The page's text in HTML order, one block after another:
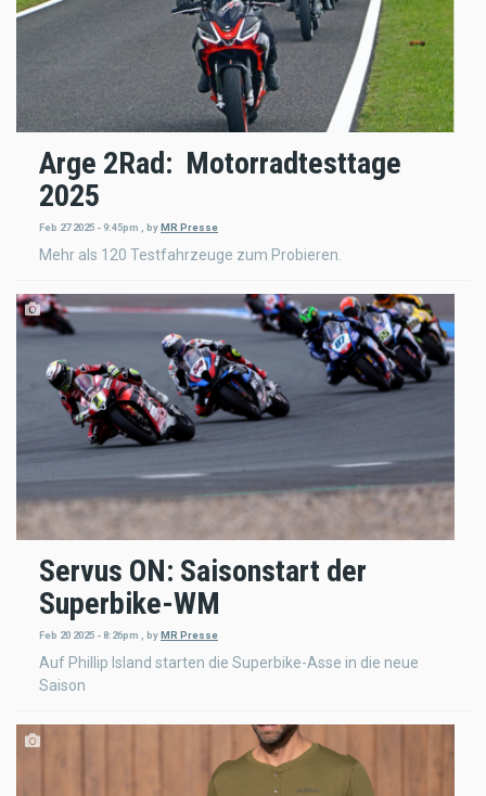
Arge 2Rad: Motorradtesttage
2025
Feb 27 2025 - 9:45pm byMR Presse
Mehr als 120 Testfahrzeuge zum Probieren.
Servus ON: Saisonstart der
Superbike-WM
Feb 20 2025 - 8:26pm byMR Presse
Auf Phillip Island starten die Superbike-Asse in die neue
Saison